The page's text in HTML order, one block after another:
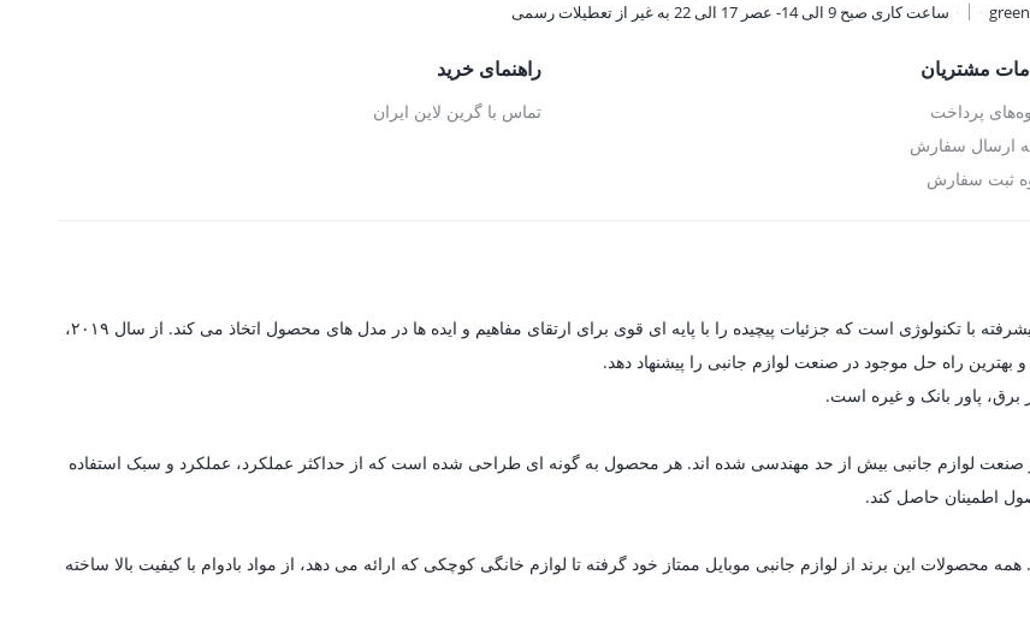
ساعت کاری صبح 9 الی 14- عصر 17 الی 22 به غیر از تعطیلات رسمی
مشتریان
پرداخت
ارسال سفارش
ثبت سفارش
راهنمای خرید
تماس با گرین لاین ایران
گرین لاین یک برند پیشرو در تولید لوازم جانبی است که مجهز به سیستم تولید پیشرفته با تکنولوژی است که جزئیات پیچیده را با پایه ای قوی برای ارتقای مفاهیم و ایده ها در مدل های محصول اتخاذ می کند. از سال ۲۰۱۹،
راه حل موجود در صنعت لوازم جانبی را پیشنهاد دهد.
برق، پاور بانک و غیره است.
در صنعت لوازم جانبی بیش از حد مهندسی شده اند. هر محصول به گونه ای طراحی شده است که از حداکثر عملکرد، عملکرد و سبک استفاده
اطمینان حاصل کند.
این برند از لوازم جانبی موبایل ممتاز خود گرفته تا لوازم خانگی کوچکی که ارائه می دهد، از مواد بادوام با کیفیت بالا ساخته